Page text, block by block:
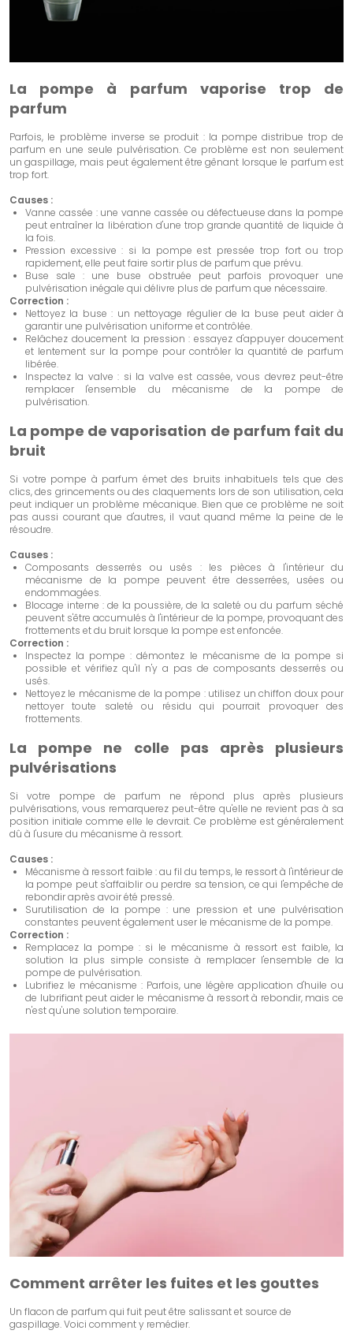
La pompe à parfum vaporise trop de
parfum
Parfois, le problème inverse se produit : la pompe distribue trop de
parfum en une seule pulvérisation. Ce problème est non seulement
un gaspillage, mais peut également être gênant lorsque le parfum est
trop fort.
Causes :
Vanne cassée : une vanne cassée ou défectueuse dans la pompe
peut entraîner la libération d'une trop grande quantité de liquide à
la fois.
Pression excessive : si la pompe est pressée trop fort ou trop
rapidement, elle peut faire sortir plus de parfum que prévu.
Buse sale : une buse obstruée peut parfois provoquer une
pulvérisation inégale qui délivre plus de parfum que nécessaire.
Correction :
Nettoyez la buse : un nettoyage régulier de la buse peut aider à
garantir une pulvérisation uniforme et contrôlée.
Relâchez doucement la pression : essayez d'appuyer doucement
et lentement sur la pompe pour contrôler la quantité de parfum
libérée.
Inspectez la valve : si la valve est cassée, vous devrez peut-être
remplacer l'ensemble du mécanisme de la pompe de
pulvérisation.
La pompe de vaporisation de parfum fait du
bruit
Si votre pompe à parfum émet des bruits inhabituels tels que des
clics, des grincements ou des claquements lors de son utilisation, cela
peut indiquer un problème mécanique. Bien que ce problème ne soit
pas aussi courant que d'autres, il vaut quand même la peine de le
résoudre.
Causes :
Composants desserrés ou usés : les pièces à l'intérieur du
mécanisme de la pompe peuvent être desserrées, usées ou
endommagées.
Blocage interne : de la poussière, de la saleté ou du parfum séché
peuvent s'être accumulés à l'intérieur de la pompe, provoquant des
frottements et du bruit lorsque la pompe est enfoncée.
Correction :
Inspectez la pompe : démontez le mécanisme de la pompe si
possible et vérifiez qu'il n'y a pas de composants desserrés ou
usés.
Nettoyez le mécanisme de la pompe : utilisez un chiffon doux pour
nettoyer toute saleté ou résidu qui pourrait provoquer des
frottements.
La pompe ne colle pas après plusieurs
pulvérisations
Si votre pompe de parfum ne répond plus après plusieurs
pulvérisations, vous remarquerez peut-être qu'elle ne revient pas à sa
position initiale comme elle le devrait. Ce problème est généralement
dû à l'usure du mécanisme à ressort.
Causes :
Mécanisme à ressort faible : au fil du temps, le ressort à l'intérieur de
la pompe peut s'affaiblir ou perdre sa tension, ce qui l'empêche de
rebondir après avoir été pressé.
Surutilisation de la pompe : une pression et une pulvérisation
constantes peuvent également user le mécanisme de la pompe.
Correction :
Remplacez la pompe : si le mécanisme à ressort est faible, la
solution la plus simple consiste à remplacer l'ensemble de la
pompe de pulvérisation.
Lubrifiez le mécanisme : Parfois, une légère application d'huile ou
de lubrifiant peut aider le mécanisme à ressort à rebondir, mais ce
n'est qu'une solution temporaire.
Comment arrêter les fuites et les gouttes
Un flacon de parfum qui fuit peut être salissant et source de
gaspillage. Voici comment y remédier.